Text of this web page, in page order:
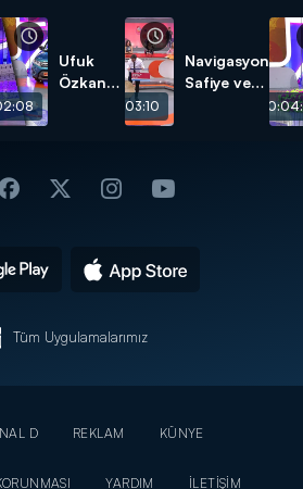
Ufuk
Özkan
00:03:10
Navigasyon
Safiye ve
Tüm Uygulamalarımız
D REKLAM
KÜNYE
YARDIM İLETİŞİM